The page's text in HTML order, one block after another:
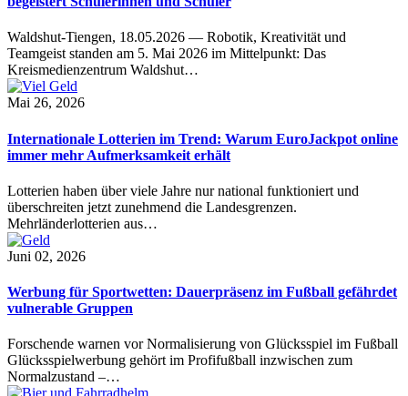
Waldshut-Tiengen, 18.05.2026 — Robotik, Kreativität und
Teamgeist standen am 5. Mai 2026 im Mittelpunkt: Das
Kreismedienzentrum Waldshut…
Mai 26, 2026
Internationale Lotterien im Trend: Warum EuroJackpot online
immer mehr Aufmerksamkeit erhält
Lotterien haben über viele Jahre nur national funktioniert und
überschreiten jetzt zunehmend die Landesgrenzen.
Mehrländerlotterien aus…
Juni 02, 2026
Werbung für Sportwetten: Dauerpräsenz im Fußball gefährdet
vulnerable Gruppen
Forschende warnen vor Normalisierung von Glücksspiel im Fußball
Glücksspielwerbung gehört im Profifußball inzwischen zum
Normalzustand –…